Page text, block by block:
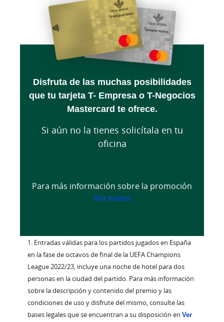
Disfruta de las muchas posibilidades
que tu tarjeta T- Empresa o T-Negocios
Mastercard te ofrece.
Si aún no la tienes solicítala en tu
oficina
Para más información sobre la promoción
Ver bases
1. Entradas válidas para los partidos jugados en España
en la fase de octavos de final de la UEFA Champions
League 2022/23, incluye una noche de hotel para dos
personas en la ciudad del partido. Para más información
sobre la descripción y contenido del premio y las
condiciones de uso y disfrute del mismo, consulte las
bases legales que se encuentran a su disposición en Ver